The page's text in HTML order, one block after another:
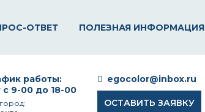
ОТВЕТ ПОЛЕЗНАЯ ИНФОРМАЦИЯ
egocolor@inbox.ru
ОСТАВИТЬ ЗАЯВКУ
работы:
с 9-00 до 18-00